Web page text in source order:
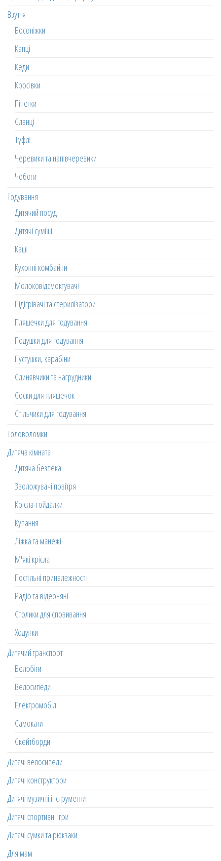
Взуття
Босоніжки
Капці
Кеди
Кросівки
Пінетки
Сланці
Туфлі
Черевики та напівчеревики
Чоботи
Годування
Дитячий посуд
Дитячі суміші
Каші
Кухонні комбайни
Молоковідсмоктувачі
Підігрівачі та стерилізатори
Пляшечки для годування
Подушки для годування
Пустушки, карабіни
Слинявчики та нагрудники
Соски для пляшечок
Стільчики для годування
Головоломки
Дитяча кімната
Дитяча безпека
Зволожувачі повітря
Крісла-гойдалки
Купання
Ліжка та манежі
М'які крісла
Постільні приналежності
Радіо та відеоняні
Столики для сповивання
Ходунки
Дитячий транспорт
Велобіги
Велосипеди
Електромобілі
Самокати
Скейтборди
Дитячі велосипеди
Дитячі конструктори
Дитячі музичні інструменти
Дитячі спортивні ігри
Дитячі сумки та рюкзаки
Для мам